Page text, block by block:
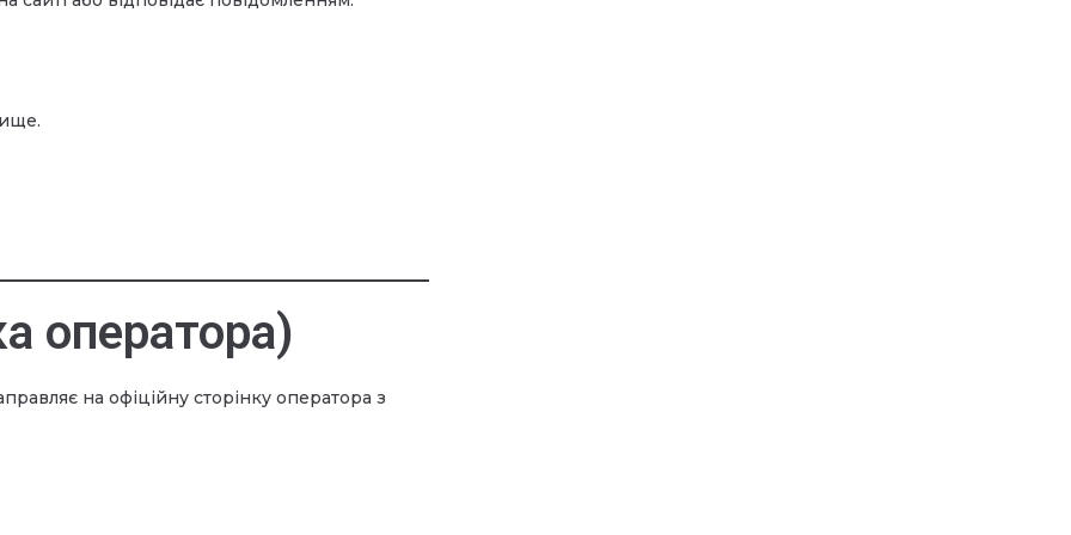
оператора)
на офіційну сторінку оператора з